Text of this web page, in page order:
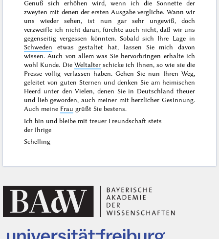
Genuß sich erhöhen wird, wenn ich die Sonnette der
zweyten mit denen der ersten Ausgabe vergliche. Wann wir
uns wieder sehen, ist nun gar sehr ungewiß, doch
verzweifle ich nicht daran, fürchte auch nicht, daß wir uns
gegenseitigvergessen könnten. Sobald sich Ihre Lage in
Schweden etwas gestaltet hat, lassen Sie mich davon
wissen. Auch von allem was Sie hervorbringen erhalte ich
wohl Kunde. Die Weltalterschicke ich Ihnen, so wie sie die
Presse völlig verlassen haben. Gehen Sie nun Ihren Weg,
geleitet von guten Sternen und denken Sie am heimischen
Heerd unter den Vielen, denen Sie in Deutschland theuer
und lieb geworden, auch meiner mit herzlicher Gesinnung.
Auch meine Frau grüßt Sie bestens.
Ich bin und bleibe mit treuer Freundschaft stets
der Ihrige
Schelling